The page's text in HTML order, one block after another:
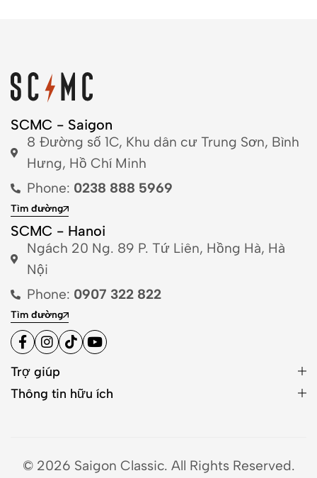
SCMC - Saigon
8 Đường số 1C, Khu dân cư Trung Sơn, Bình
Hưng, Hồ Chí Minh
Phone: 0238 888 5969
Tìm đường
SCMC - Hanoi
Ngách 20 Ng. 89 P. Tứ Liên, Hồng Hà, Hà
Nội
Phone: 0907 322 822
Tìm đường
Trợ giúp
Thông tin hữu ích
© 2026 Saigon Classic. All Rights Reserved.